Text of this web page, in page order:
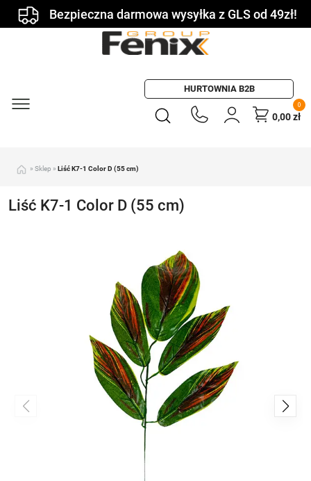
Bezpieczna darmowa wysyłka z GLS od 49zł!
HURTOWNIA B2B
0
0,00zł
» Sklep » Liść K7-1 Color D (55 cm)
Liść K7-1 Color D (55 cm)